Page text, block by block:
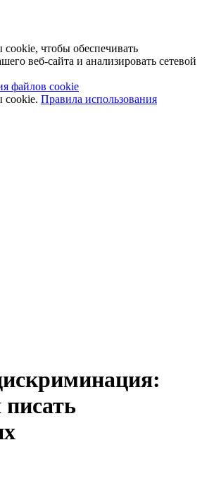
чтобы обеспечивать
веб-сайта и анализировать сетевой
файлов cookie
cookie. Правила использования
писать